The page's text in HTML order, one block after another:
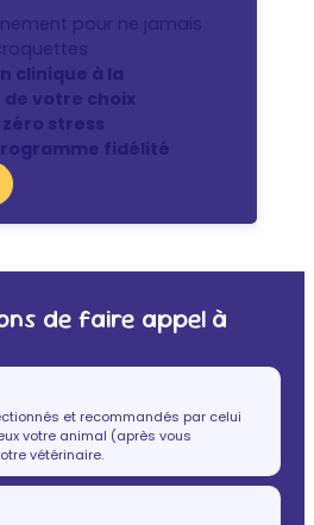
pour ne jamais
clinique à la
votre choix
stress
fidélité
de faire appel à
et recommandés par celui
votre animal (après vous
vétérinaire.